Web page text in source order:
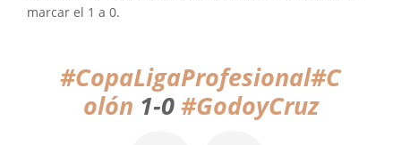
marcar el 1 a 0.
#CopaLigaProfesional#C
olón 1-0#GodoyCruz